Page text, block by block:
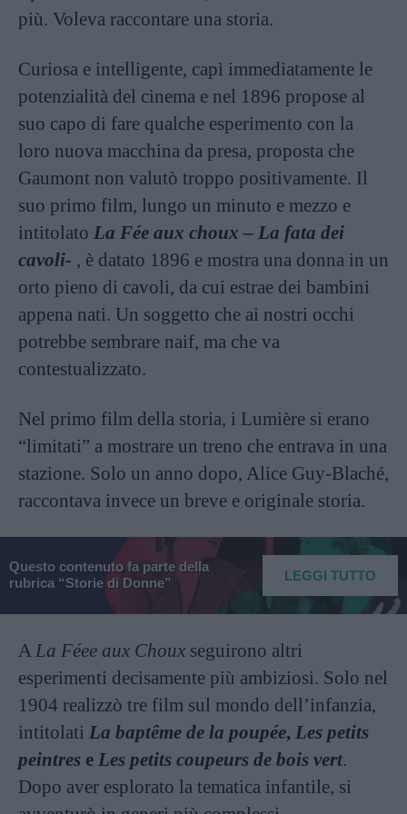
più. Voleva raccontare una storia.
Curiosa e intelligente, capì immediatamente le
potenzialità del cinema e nel 1896 propose al
suo capo di fare qualche esperimento con la
loro nuova macchina da presa, proposta che
Gaumont non valutò troppo positivamente. Il
suo primo film, lungo un minuto e mezzo e
intitolato La Fée aux choux – La fata dei
cavoli- , è datato 1896 e mostra una donna in un
orto pieno di cavoli, da cui estrae dei bambini
appena nati. Un soggetto che ai nostri occhi
potrebbe sembrare naif, ma che va
contestualizzato.
Nel primo film della storia, i Lumière si erano
“limitati” a mostrare un treno che entrava in una
stazione. Solo un anno dopo, Alice Guy-Blaché,
raccontava invece un breve e originale storia.
Questo contenuto fa parte della
rubrica “Storie di Donne”
LEGGI TUTTO
A La Féee aux Choux seguirono altri
esperimenti decisamente più ambiziosi. Solo nel
1904 realizzò tre film sul mondo dell’infanzia,
intitolati La baptême de la poupée, Les petits
peintres e Les petits coupeurs de bois vert.
Dopo aver esplorato la tematica infantile, si